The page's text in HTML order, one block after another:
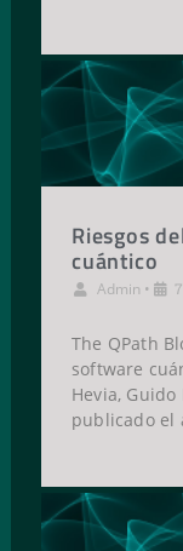
Riesgos
cuántico
Admin •
The QPath
software
Hevia,
publicado el